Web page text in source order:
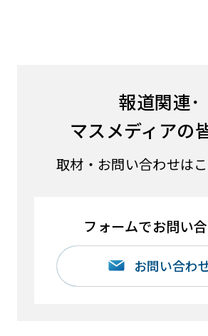
報道関連･
マスメディアの
取材・お問い合わせは
フォームでお問い
お問い合わ